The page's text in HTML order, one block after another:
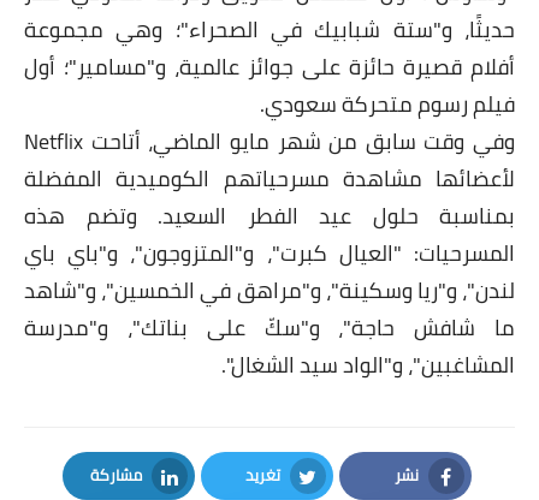
حديثًا، و"ستة شبابيك في الصحراء"؛ وهي مجموعة
أفلام قصيرة حائزة على جوائز عالمية، و"مسامير"؛ أول
فيلم رسوم متحركة سعودي.
وفي وقت سابق من شهر مايو الماضي، أتاحت Netflix
لأعضائها مشاهدة مسرحياتهم الكوميدية المفضلة
بمناسبة حلول عيد الفطر السعيد. وتضم هذه
المسرحيات: "العيال كبرت"، و"المتزوجون"، و"باي باي
لندن"، و"ريا وسكينة"، و"مراهق في الخمسين"، و"شاهد
ما شافش حاجة"، و"سكّ على بناتك"، و"مدرسة
المشاغبين"، و"الواد سيد الشغال".
نشر تغريد مشاركة